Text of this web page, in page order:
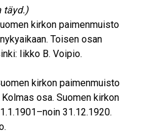
täyd.)
kirkon paimenmuisto
Toisen osan
Iikko B. Voipio.
kirkon paimenmuisto
osa. Suomen kirkon
31.12.1920.